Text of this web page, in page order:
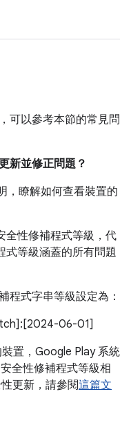
可以參考本節的常見問
新並修正問題？
，瞭解如何查看裝置的
性修補程式等級，代
等級涵蓋的所有問題
程式字串等級設定為：
06-01]
置，Google Play 系統
全性修補程式等級相
更新，請參閱這篇文